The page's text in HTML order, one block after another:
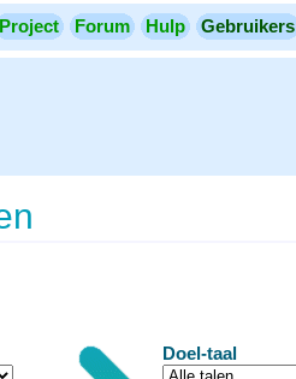
Project Forum Hulp Gebruikers
Doel-taal